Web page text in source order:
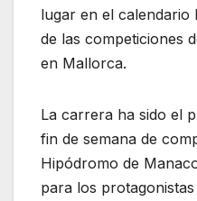
lugar en el
de las competiciones
en Mallorca.
La carrera ha sido el
fin de semana de
Hipódromo de
para los